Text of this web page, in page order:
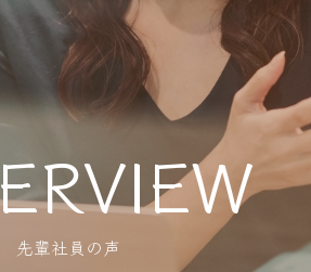
先輩社員の声